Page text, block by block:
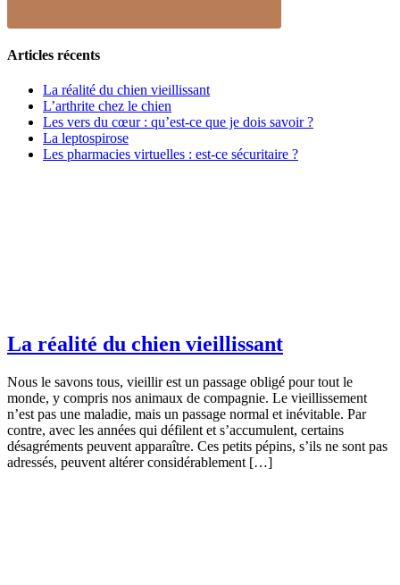
Articles récents
La réalité du chien vieillissant
L’arthrite chez le chien
Les vers du cœur : qu’est-ce que je dois savoir ?
La leptospirose
Les pharmacies virtuelles : est-ce sécuritaire ?
La réalité du chien vieillissant
Nous le savons tous, vieillir est un passage obligé pour tout le
monde, y compris nos animaux de compagnie. Le vieillissement
n’est pas une maladie, mais un passage normal et inévitable. Par
contre, avec les années qui défilent et s’accumulent, certains
désagréments peuvent apparaître. Ces petits pépins, s’ils ne sont pas
adressés, peuvent altérer considérablement […]